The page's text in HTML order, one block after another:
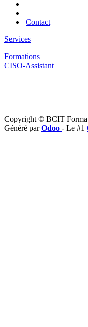
Contact
Services
Formations
CISO-Assistant
Copyright © BCIT
Généré parOdoo - Le #1